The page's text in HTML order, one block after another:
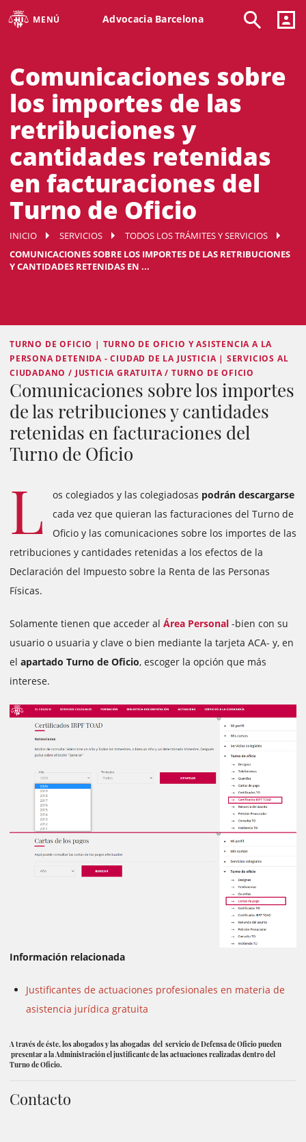
MENÚ Advocacia Barcelona
Comunicaciones sobre
los importes de las
retribuciones y
cantidades retenidas
en facturaciones del
Turno de Oficio
INICIO SERVICIOS
TODOS LOS TRÁMITES Y SERVICIOS
COMUNICACIONES SOBRE LOS IMPORTES DE LAS RETRIBUCIONES
Y CANTIDADES RETENIDAS EN ...
TURNO DE OFICIO | TURNO DE OFICIO Y ASISTENCIA A LA
PERSONA DETENIDA - CIUDAD DE LA JUSTICIA | SERVICIOS AL
CIUDADANO / JUSTICIA GRATUITA / TURNO DE OFICIO
Comunicaciones sobre los importes
de las retribuciones y cantidades
retenidas en facturaciones del
Turno de Oficio
L os colegiados y las colegiadosas podrán descargarse
cada vez que quieran las facturaciones del Turno de
Oficio y las comunicaciones sobre los importes de las
retribuciones y cantidades retenidas a los efectos de la
Declaración del Impuesto sobre la Renta de las Personas
Físicas.
Solamente tienen que acceder al Área Personal -bien con su
usuario o usuaria y clave o bien mediante la tarjeta ACA- y, en
el apartado Turno de Oficio, escoger la opción que más
interese.
Información relacionada
Justificantes de actuaciones profesionales en materia de
asistencia jurídica gratuita
A través de éste, los abogados y las abogadas del servicio de Defensa de Oficio pueden
presentar a la Administración el justificante de las actuaciones realizadas dentro del
Turno de Oficio.
Contacto